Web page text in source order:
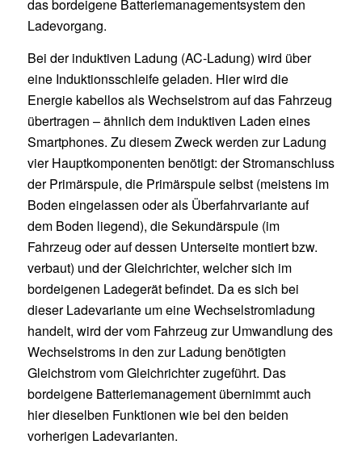
das bordeigene Batteriemanagementsystem den
Ladevorgang.
Bei der induktiven Ladung (AC-Ladung) wird über
eine Induktionsschleife geladen. Hier wird die
Energie kabellos als Wechselstrom auf das Fahrzeug
übertragen – ähnlich dem induktiven Laden eines
Smartphones. Zu diesem Zweck werden zur Ladung
vier Hauptkomponenten benötigt: der Stromanschluss
der Primärspule, die Primärspule selbst (meistens im
Boden eingelassen oder als Überfahrvariante auf
dem Boden liegend), die Sekundärspule (im
Fahrzeug oder auf dessen Unterseite montiert bzw.
verbaut) und der Gleichrichter, welcher sich im
bordeigenen Ladegerät befindet. Da es sich bei
dieser Ladevariante um eine Wechselstromladung
handelt, wird der vom Fahrzeug zur Umwandlung des
Wechselstroms in den zur Ladung benötigten
Gleichstrom vom Gleichrichter zugeführt. Das
bordeigene Batteriemanagement übernimmt auch
hier dieselben Funktionen wie bei den beiden
vorherigen Ladevarianten.